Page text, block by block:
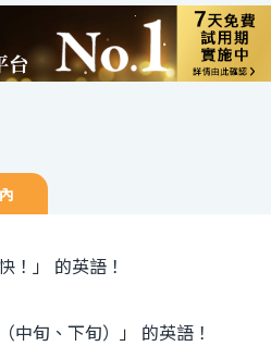
！」 的英語！
中旬、下旬）」 的英語！